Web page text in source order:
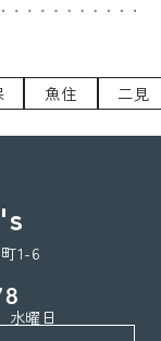
魚住 二見
1-6
水曜日